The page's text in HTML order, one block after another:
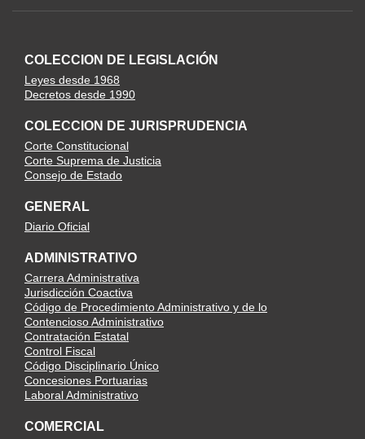
COLECCION DE LEGISLACIÓN
Leyes desde 1968
Decretos desde 1990
COLECCION DE JURISPRUDENCIA
Corte Constitucional
Corte Suprema de Justicia
Consejo de Estado
GENERAL
Diario Oficial
ADMINISTRATIVO
Carrera Administrativa
Jurisdicción Coactiva
Código de Procedimiento Administrativo y de lo
Contencioso Administrativo
Contratación Estatal
Control Fiscal
Código Disciplinario Único
Concesiones Portuarias
Laboral Administrativo
COMERCIAL